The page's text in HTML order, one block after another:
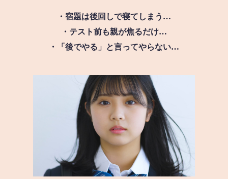
・宿題は後回しで寝てしまう…
・テスト前も親が焦るだけ…
・「後でやる」と言ってやらない…